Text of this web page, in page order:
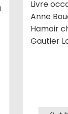
Livre
Anne
Hamoir
Gautier